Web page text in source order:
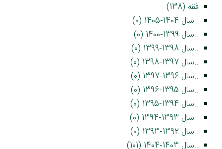
فقه (138)
..سال 1404-1405 (0)
..سال 1399-1400 (0)
..سال 1398-1399 (0)
..سال 1397-1398 (0)
..سال 1396-1397 (0)
..سال 1395-1396 (0)
..سال 1394-1395 (0)
..سال 1393-1394 (0)
..سال 1392-1393 (0)
..سال 1403-1404 (101)